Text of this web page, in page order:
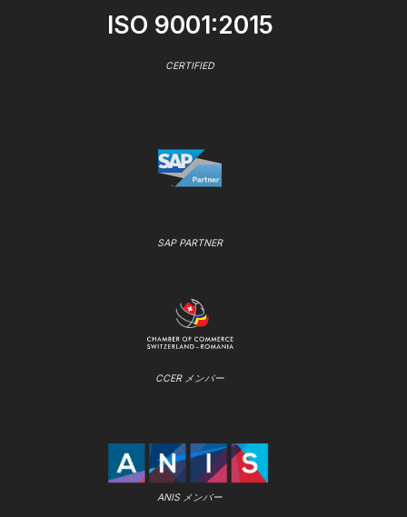
ISO 9001:2015
CERTIFIED
SAP PARTNER
CCER メンバー
ANIS メンバー